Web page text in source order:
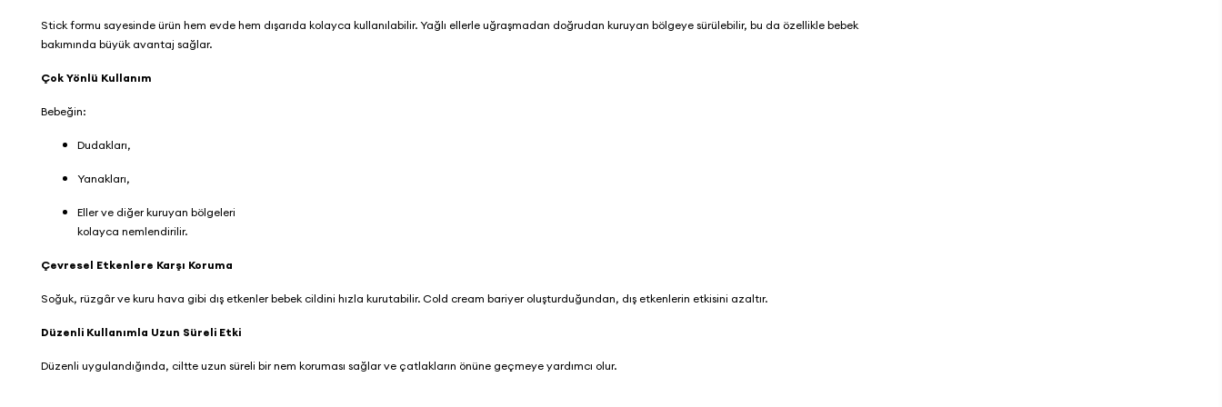
Stick formu sayesinde ürün hem evde hem dışarıda kolayca kullanılabilir. Yağlı ellerle uğraşmadan doğrudan kuruyan bölgeye sürülebilir, bu da özellikle bebek
bakımında büyük avantaj sağlar.
Çok Yönlü Kullanım
Bebeğin:
Dudakları,
Yanakları,
Eller ve diğer kuruyan bölgeleri
kolayca nemlendirilir.
Çevresel Etkenlere Karşı Koruma
Soğuk, rüzgâr ve kuru hava gibi dış etkenler bebek cildini hızla kurutabilir. Cold cream bariyer oluşturduğundan, dış etkenlerin etkisini azaltır.
Düzenli Kullanımla Uzun Süreli Etki
Düzenli uygulandığında, ciltte uzun süreli bir nem koruması sağlar ve çatlakların önüne geçmeye yardımcı olur.